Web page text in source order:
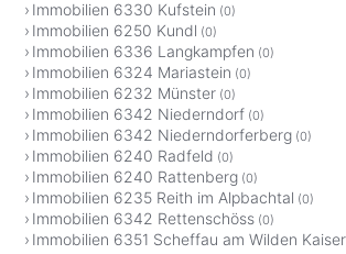
Immobilien 6330 Kufstein (0)
Immobilien 6250 Kundl (0)
Immobilien 6336 Langkampfen (0)
Immobilien 6324 Mariastein (0)
Immobilien 6232 Münster (0)
Immobilien 6342 Niederndorf (0)
Immobilien 6342 Niederndorferberg (0)
Immobilien 6240 Radfeld (0)
Immobilien 6240 Rattenberg (0)
Immobilien 6235 Reith im Alpbachtal (0)
Immobilien 6342 Rettenschöss (0)
Immobilien 6351 Scheffau am Wilden Kaiser